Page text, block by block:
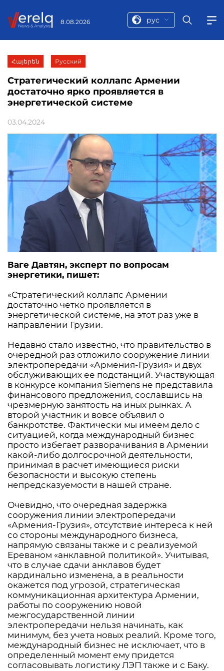
8.08.2026 рус
Հայերեն Русский
Стратегический коллапс Армении
достаточно ярко проявляется в
энергетической системе
03.04.2024
Ваге Давтян, эксперт по вопросам
энергетики, пишет:
«Стратегический коллапс Армении
достаточно четко проявляется в
энергетической системе, на этот раз уже в
направлении Грузии.
Недавно стало известно, что правительство в
очередной раз отложило сооружение линии
электропередачи «Армения-Грузия» и двух
обслуживающих ее подстанций. Участвующая
в конкурсе компания Siemens не представила
финансового предложения, сославшись на
чрезмерную занятость на иных рынках. А
второй участник и вовсе объявил о
банкротстве. Фактически мы имеем дело с
ситуацией, когда международный бизнес
просто избегает разворачивания в Армении
какой-либо долгосрочной деятельности,
принимая в расчет имеющиеся риски
безопасности и высокую степень
непредсказуемости в нашей стране.
Очевидно, что очередная задержка
сооружения линии электропередачи
«Армения-Грузия», отсутствие интереса к ней
со стороны международного бизнеса,
напрямую связаны также и с реализуемой
Ереваном «анклавной политикой». Учитывая,
что в случае сдачи анклавов будет
кардинально изменена, а в реальности
окажется под угрозой, стратегическая
коммуникационная архитектура Армении,
работы по сооружению новой
межгосударственной линии
электропередачи нельзя начинать, как
минимум, без учета новых реалий. Кроме того,
международный бизнес не исключает, что в
определенный момент ему придется
согласовывать логистику ЛЭП также и с Баку.